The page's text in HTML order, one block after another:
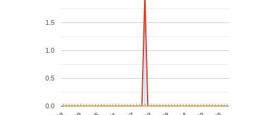
0.0
0.5
1.0
1.5